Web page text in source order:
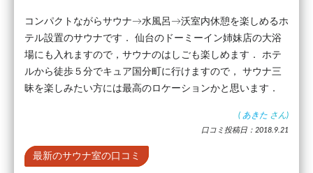
コンパクトながらサウナ→水風呂→沃室内休憩を楽しめるホ
テル設置のサウナです． 仙台のドーミーイン姉妹店の大浴
場にも入れますので，サウナのはしごも楽しめます． ホテ
ルから徒歩５分でキュア国分町に行けますので， サウナ三
昧を楽しみたい方には最高のロケーションかと思います．
( あきた さん)
口コミ投稿日：2018.9.21
最新のサウナ室の口コミ